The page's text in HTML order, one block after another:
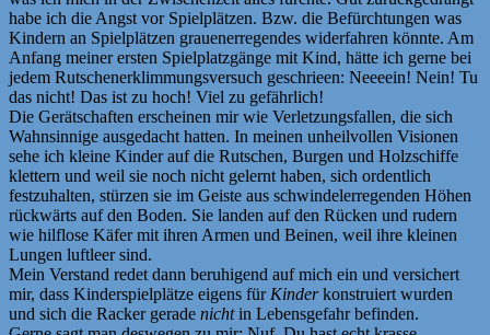
habe ich die Angst vor Spielplätzen. Bzw. die Befürchtungen was
Kindern an Spielplätzen grauenerregendes widerfahren könnte. Am
Anfang meiner ersten Spielplatzgänge mit Kind, hätte ich gerne bei
jedem Rutschenerklimmungsversuch geschrieen: Neeeein! Nein! Tu
das nicht! Das ist zu hoch! Viel zu gefährlich!
Die Gerätschaften erscheinen mir wie Verletzungsfallen, die sich
Wahnsinnige ausgedacht hatten. In meinen unheilvollen Visionen
sehe ich kleine Kinder auf die Rutschen, Burgen und Holzschiffe
klettern und weil sie noch nicht gelernt haben, sich ordentlich
festzuhalten, stürzen sie im Geiste aus schwindelerregenden Höhen
rückwärts auf den Boden. Sie landen auf den Rücken und rudern
wie hilflose Käfer mit ihren Armen und Beinen, weil ihre kleinen
Lungen luftleer sind.
Mein Verstand redet dann beruhigend auf mich ein und versichert
mir, dass Kinderspielplätze eigens für Kinderkonstruiert wurden
und sich die Racker gerade nichtin Lebensgefahr befinden.